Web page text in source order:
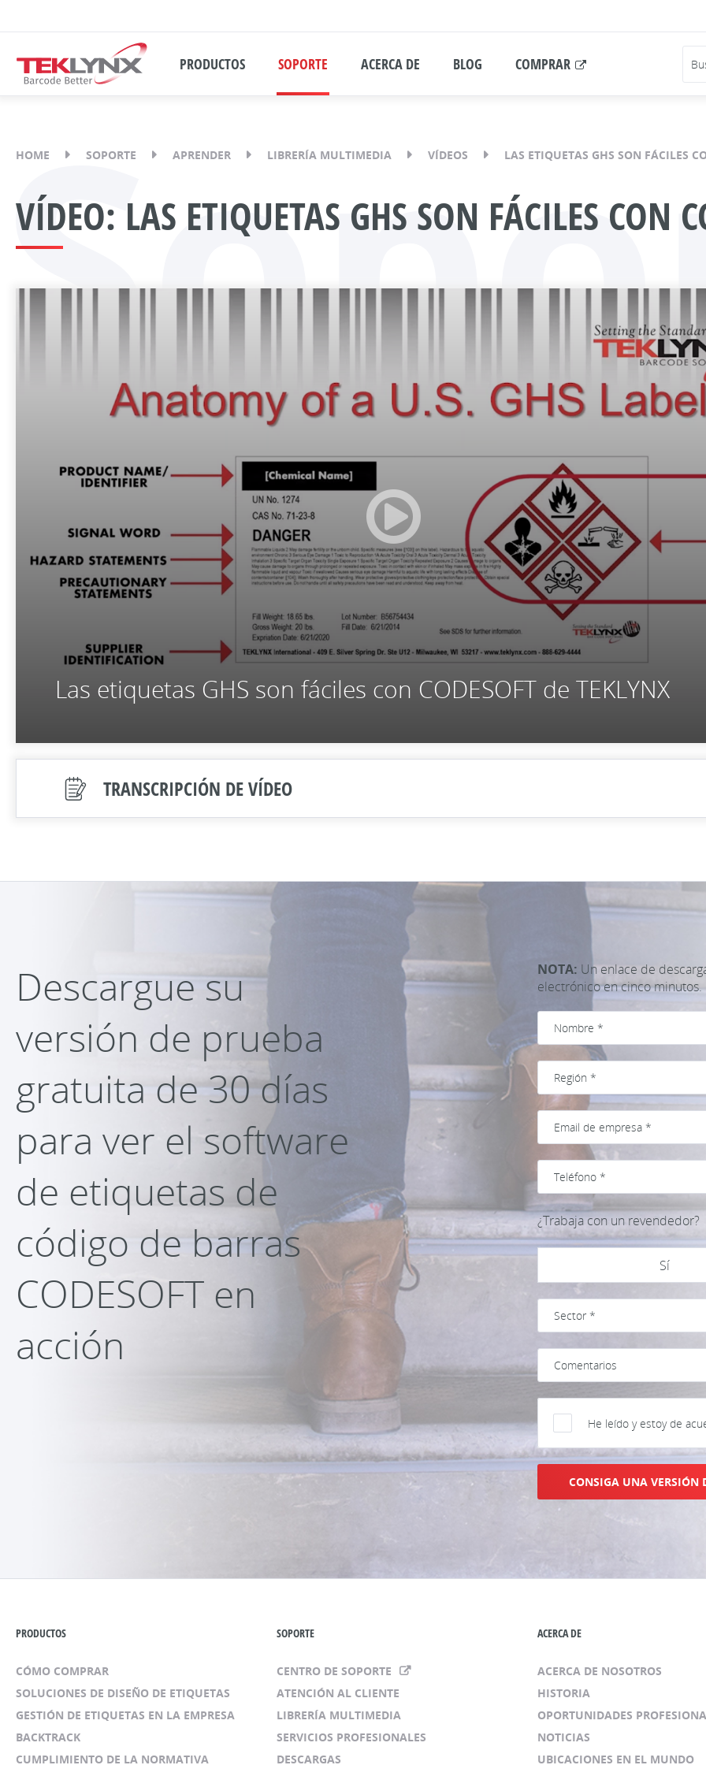
PRODUCTOS SOPORTE ACERCA DE BLOG COMPRAR
HOME SOPORTE APRENDER LIBRERÍA MULTIMEDIA VÍDEOS LAS ETIQUETAS GHS SON FÁCILES
VÍDEO: LAS ETIQUETAS GHS SON FÁCILES CON
Las etiquetas GHS son fáciles con CODESOFT de TEKLYNX
TRANSCRIPCIÓN DE VÍDEO
Descargue su
versión de prueba
gratuita de 30 días
para ver el software
de etiquetas de
código de barras
CODESOFT en
acción
NOTA: Un enlace de
electrónico en cinco minutos.
¿Trabaja con un revendedor?
Sí
He leído y estoy de
CONSIGA UNA VERSIÓN
PRODUCTOS
CÓMO COMPRAR
SOLUCIONES DE DISEÑO DE ETIQUETAS
GESTIÓN DE ETIQUETAS EN LA EMPRESA
BACKTRACK
CUMPLIMIENTO DE LA NORMATIVA
SOPORTE
CENTRO DE SOPORTE
ATENCIÓN AL CLIENTE
LIBRERÍA MULTIMEDIA
SERVICIOS PROFESIONALES
DESCARGAS
ACERCA DE
ACERCA DE NOSOTROS
HISTORIA
OPORTUNIDADES
NOTICIAS
UBICACIONES EN EL MUNDO